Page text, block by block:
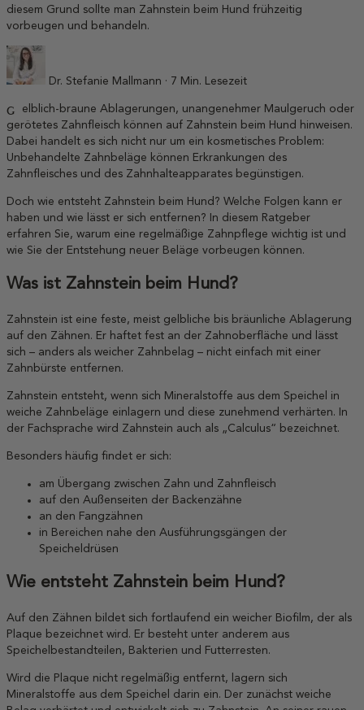
diesem Grund sollte man Zahnstein beim Hund frühzeitig
vorbeugen und behandeln.
Dr. Stefanie Mallmann · 7 Min. Lesezeit
Gelblich-braune Ablagerungen, unangenehmer Maulgeruch oder
gerötetes Zahnfleisch können auf Zahnstein beim Hund hinweisen.
Dabei handelt es sich nicht nur um ein kosmetisches Problem:
Unbehandelte Zahnbeläge können Erkrankungen des
Zahnfleisches und des Zahnhalteapparates begünstigen.
Doch wie entsteht Zahnstein beim Hund? Welche Folgen kann er
haben und wie lässt er sich entfernen? In diesem Ratgeber
erfahren Sie, warum eine regelmäßige Zahnpflege wichtig ist und
wie Sie der Entstehung neuer Beläge vorbeugen können.
Was ist Zahnstein beim Hund?
Zahnstein ist eine feste, meist gelbliche bis bräunliche Ablagerung
auf den Zähnen. Er haftet fest an der Zahnoberfläche und lässt
sich – anders als weicher Zahnbelag – nicht einfach mit einer
Zahnbürste entfernen.
Zahnstein entsteht, wenn sich Mineralstoffe aus dem Speichel in
weiche Zahnbeläge einlagern und diese zunehmend verhärten. In
der Fachsprache wird Zahnstein auch als „Calculus“ bezeichnet.
Besonders häufig findet er sich:
am Übergang zwischen Zahn und Zahnfleisch
auf den Außenseiten der Backenzähne
an den Fangzähnen
in Bereichen nahe den Ausführungsgängen der
Speicheldrüsen
Wie entsteht Zahnstein beim Hund?
Auf den Zähnen bildet sich fortlaufend ein weicher Biofilm, der als
Plaque bezeichnet wird. Er besteht unter anderem aus
Speichelbestandteilen, Bakterien und Futterresten.
Wird die Plaque nicht regelmäßig entfernt, lagern sich
Mineralstoffe aus dem Speichel darin ein. Der zunächst weiche